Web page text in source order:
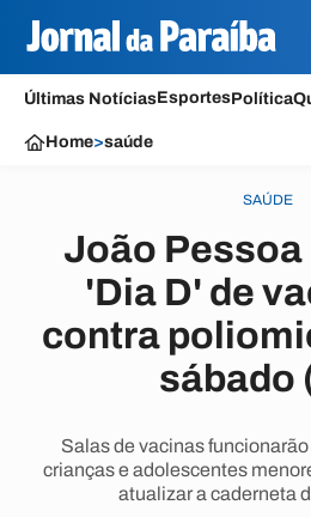
Últimas NotíciasEsportesPolítica
Home>saúde
SAÚDE
João
'Dia D' de
contra
sábado
Salas de vacinas
crianças e adolescentes
atualizar a caderneta